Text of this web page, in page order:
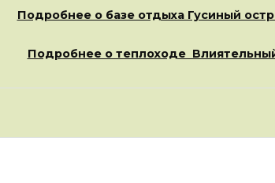
Подробнее о базе отдыха Гусиный
Подробнее о теплоходе